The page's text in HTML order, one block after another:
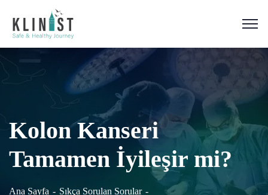
Kolon Kanseri
Tamamen İyileşir mi?
Ana Sayfa
Sıkça Sorulan Sorular